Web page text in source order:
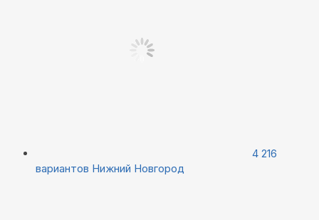
4 216
вариантов Нижний Новгород